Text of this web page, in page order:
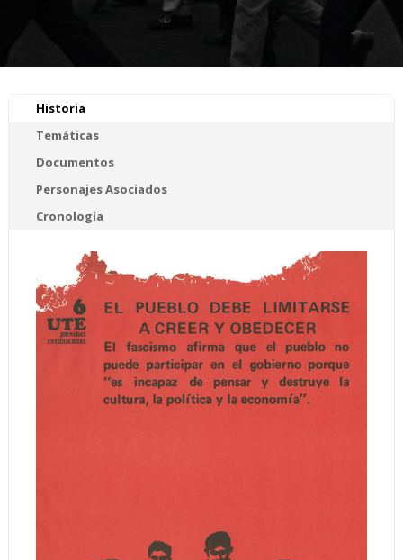
Historia
Temáticas
Documentos
Personajes Asociados
Cronología